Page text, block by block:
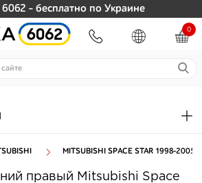
- бесплатно по Украине
0
MITSUBISHI SPACE STAR 1998-2005
правый Mitsubishi Space